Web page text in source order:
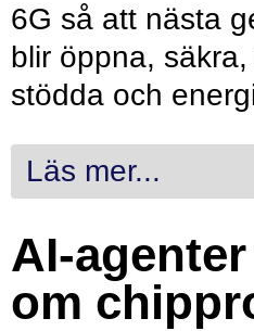
6G så att nästa
blir öppna,
stödda och
Läs mer...
AI-
om